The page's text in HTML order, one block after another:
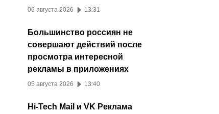
06 августа 2026 13:31
Большинство россиян не
совершают действий после
просмотра интересной
рекламы в приложениях
05 августа 2026 13:40
Hi-Tech Mail и VK Реклама